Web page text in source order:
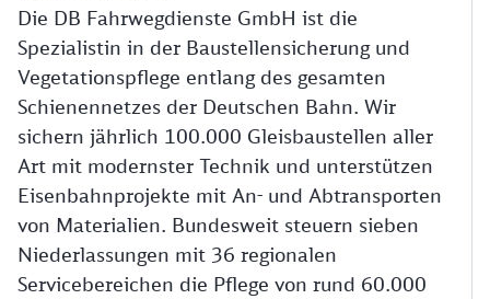
Die DB Fahrwegdienste GmbH ist die
Spezialistin in der Baustellensicherung und
Vegetationspflege entlang des gesamten
Schienennetzes der Deutschen Bahn. Wir
sichern jährlich 100.000 Gleisbaustellen aller
Art mit modernster Technik und unterstützen
Eisenbahnprojekte mit An- und Abtransporten
von Materialien. Bundesweit steuern sieben
Niederlassungen mit 36 regionalen
Servicebereichen die Pflege von rund 60.000